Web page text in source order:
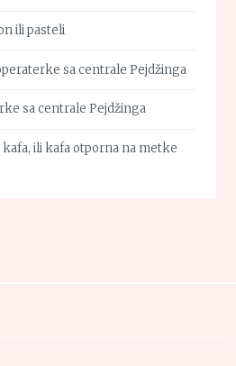
ili pasteli
sa centrale Pejdžinga
sa centrale Pejdžinga
kafa, ili kafa otporna na metke